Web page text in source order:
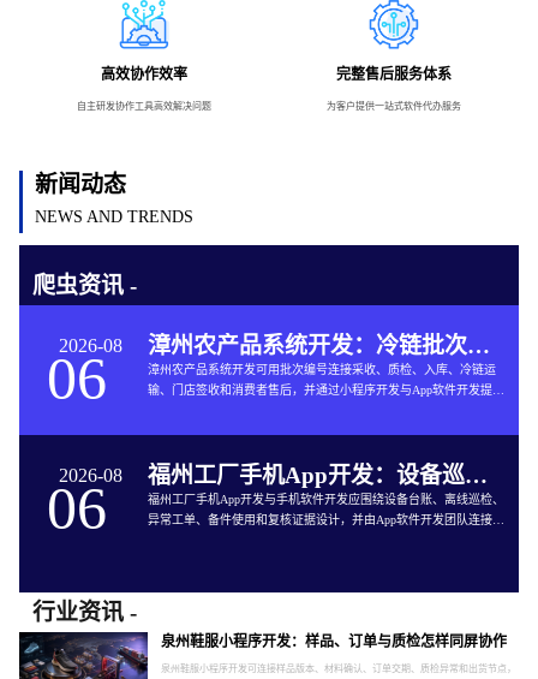
高效协作效率
自主研发协作工具高效解决问题
完整售后服务体系
为客户提供一站式软件代办服务
新闻动态
NEWS AND TRENDS
爬虫资讯 -
2026-08
06 漳州农产品系统开发：冷链批次如何连接仓储与售后
漳州农产品系统开发可用批次编号连接采收、质检、入库、冷链运
输、门店签收和消费者售后，并通过小程序开发与App软件开发提供
2026-08
06 福州工厂手机App开发：设备巡检如何兼顾离线与追责
福州工厂手机App开发与手机软件开发应围绕设备台账、离线巡检、
异常工单、备件使用和复核证据设计，并由App软件开发团队连接生
行业资讯 -
泉州鞋服小程序开发：样品、订单与质检怎样同屏协作
泉州鞋服小程序开发可连接样品版本、材料确认、订单交期、质检异常和出货节点，